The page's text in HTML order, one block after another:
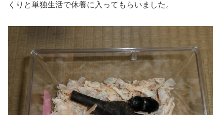
くりと単独生活で休養に入ってもらいました。